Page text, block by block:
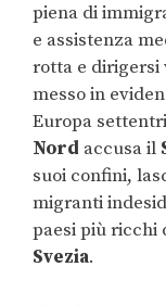
piena di
e assistenza
rotta e dirigersi
messo in
Europa
Nord accusa il
suoi confini,
migranti
paesi più ricchi
Svezia.